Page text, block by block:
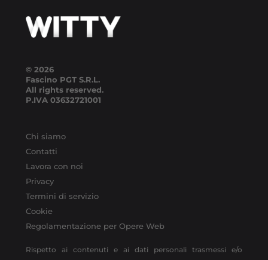
© 2026
Fascino PGT S.R.L.
All rights reserved.
P.IVA 03632721001
Chi siamo
Contatti
Lavora con noi
Privacy
Termini di servizio
Cookie
Regolamentazione per Opere Web
Rispetto ai contenuti e ai dati personali trasmessi e/o